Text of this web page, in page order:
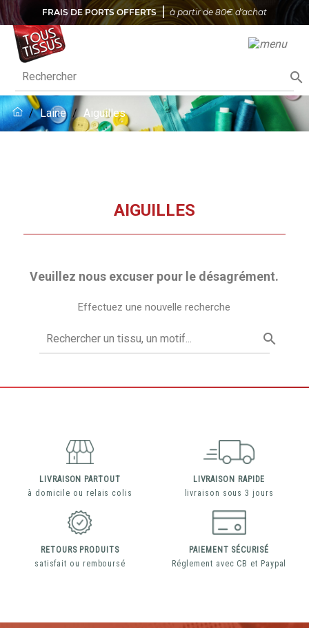
FRAIS DE PORTS OFFERTS à partir de 80€ d'achat

Laine Aiguilles
AIGUILLES
Veuillez nous excuser pour le désagrément.
Effectuez une nouvelle recherche

LIVRAISON PARTOUT
à domicile ou relais colis
LIVRAISON RAPIDE
livraison sous 3 jours
RETOURS PRODUITS
satisfait ou remboursé
PAIEMENT SÉCURISÉ
Réglement avec CB et Paypal